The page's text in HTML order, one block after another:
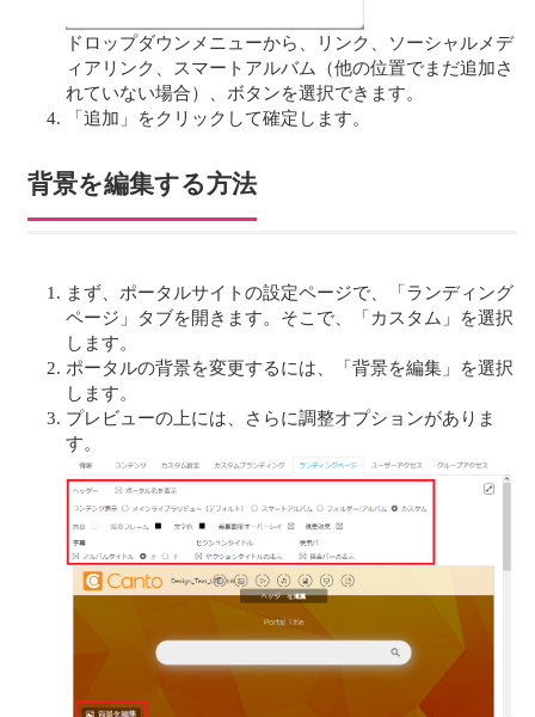
ドロップダウンメニューから、リンク、ソーシャルメデ
ィアリンク、スマートアルバム（他の位置でまだ追加さ
れていない場合）、ボタンを選択できます。
「追加」をクリックして確定します。
背景を編集する方法
まず、ポータルサイトの設定ページで、「ランディング
ページ」タブを開きます。そこで、「カスタム」を選択
します。
ポータルの背景を変更するには、「背景を編集」を選択
します。
プレビューの上には、さらに調整オプションがありま
す。